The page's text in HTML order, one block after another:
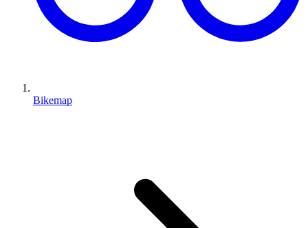
Bikemap